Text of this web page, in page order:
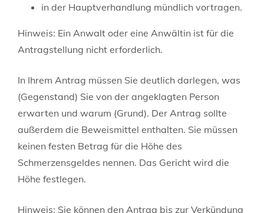
in der Hauptverhandlung mündlich vortragen.
Hinweis: Ein Anwalt oder eine Anwältin ist für die
Antragstellung nicht erforderlich.
In Ihrem Antrag müssen Sie deutlich darlegen, was
(Gegenstand) Sie von der angeklagten Person
erwarten und warum (Grund). Der Antrag sollte
außerdem die Beweismittel enthalten. Sie müssen
keinen festen Betrag für die Höhe des
Schmerzensgeldes nennen. Das Gericht wird die
Höhe festlegen.
Hinweis: Sie können den Antrag bis zur Verkündung